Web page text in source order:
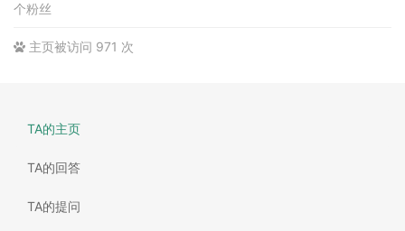
个粉丝
主页被访问 971 次
TA的主页
TA的回答
TA的提问